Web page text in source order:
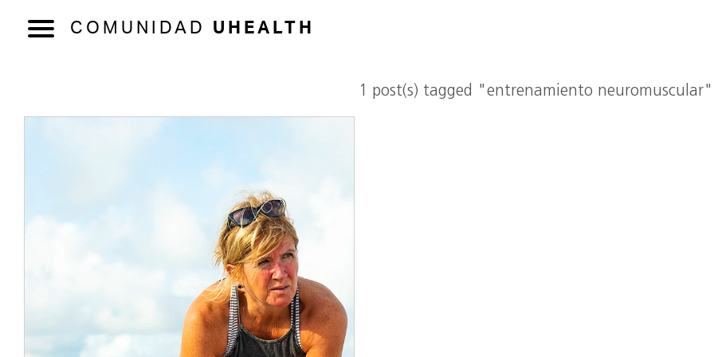
COMUNIDAD UHEALTH
1 post(s) tagged "entrenamiento neuromuscular"